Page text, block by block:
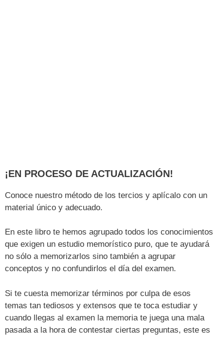
¡EN PROCESO DE ACTUALIZACIÓN!
Conoce nuestro método de los tercios y aplícalo con un
material único y adecuado.
En este libro te hemos agrupado todos los conocimientos
que exigen un estudio memorístico puro, que te ayudará
no sólo a memorizarlos sino también a agrupar
conceptos y no confundirlos el día del examen.
Si te cuesta memorizar términos por culpa de esos
temas tan tediosos y extensos que te toca estudiar y
cuando llegas al examen la memoria te juega una mala
pasada a la hora de contestar ciertas preguntas, este es